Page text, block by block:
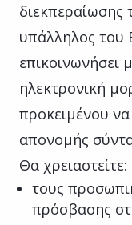
διεκπεραίωσης
υπάλληλος του
επικοινωνήσει
ηλεκτρονική
προκειμένου να
απονομής
Θα χρειαστείτε:
τους
πρόσβασης